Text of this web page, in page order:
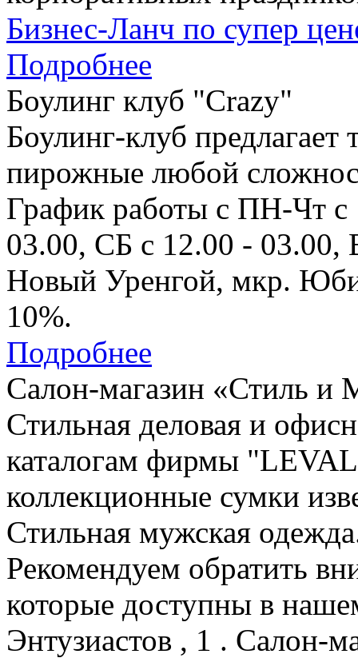
Бизнес-Ланч по супер
Подробнее
Боулинг клуб "Crazy"
Боулинг-клуб предлагает
пирожные любой
График работы с ПН-Чт
03.00, СБ с 12.00 - 03.00,
Новый Уренгой, мкр.
10%.
Подробнее
Салон-магазин «Стиль и
Стильная деловая и
каталогам фирмы
коллекционные сумки
Стильная мужская
Рекомендуем обратить
которые доступны в
Энтузиастов , 1 .